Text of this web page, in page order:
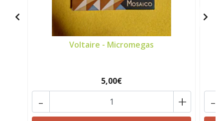
Voltaire - Micromegas
5,00€
+
- -